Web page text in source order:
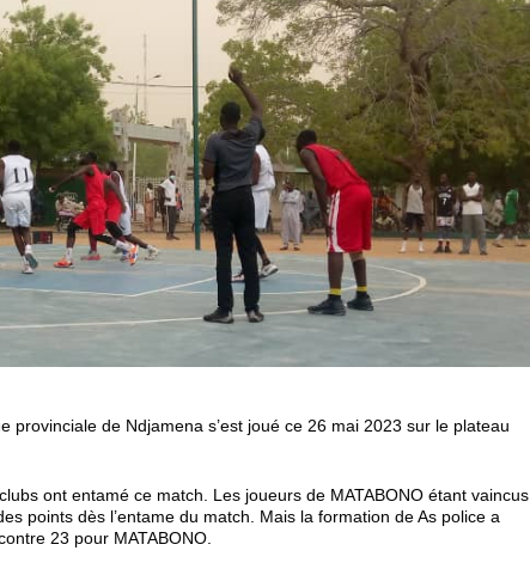
provinciale de Ndjamena s’est joué ce 26 mai 2023 sur le plateau
ont entamé ce match. Les joueurs de MATABONO étant vaincus
points dès l’entame du match. Mais la formation de As police a
23 pour MATABONO.